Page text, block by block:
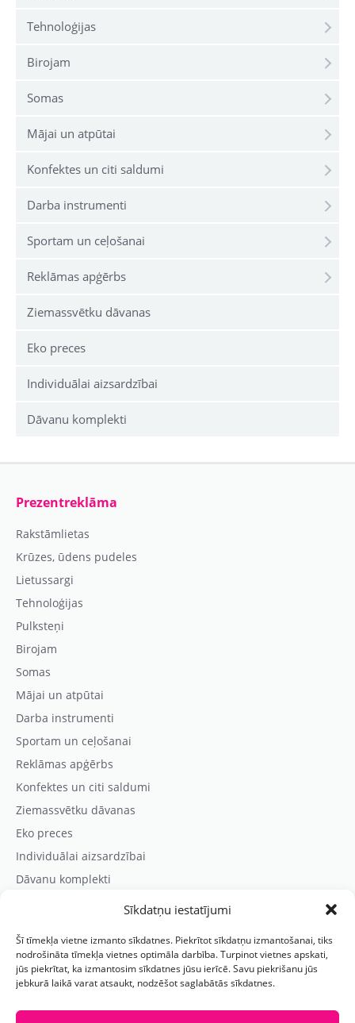
Sīkdatņu iestatījumi
Šī tīmekļa vietne izmanto sīkdatnes. Piekrītot sīkdatņu izmantošanai, tiks
nodrošināta tīmekļa vietnes optimāla darbība. Turpinot vietnes apskati,
jūs piekrītat, ka izmantosim sīkdatnes jūsu ierīcē. Savu piekrišanu jūs
jebkurā laikā varat atsaukt, nodzēšot saglabātās sīkdatnes.
Tehnoloģijas
Birojam
Somas
Mājai un atpūtai
Konfektes un citi saldumi
Darba instrumenti
Sportam un ceļošanai
Reklāmas apģērbs
Ziemassvētku dāvanas
Eko preces
Individuālai aizsardzībai
Dāvanu komplekti
Prezentreklāma
Rakstāmlietas
Krūzes, ūdens pudeles
Lietussargi
Tehnoloģijas
Pulksteņi
Birojam
Somas
Mājai un atpūtai
Darba instrumenti
Sportam un ceļošanai
Reklāmas apģērbs
Konfektes un citi saldumi
Ziemassvētku dāvanas
Eko preces
Individuālai aizsardzībai
Dāvanu komplekti
Kontaktinformācija
Prezentreklāmas aģentūra “PARIS”
Reģ.nr.: 40103625328